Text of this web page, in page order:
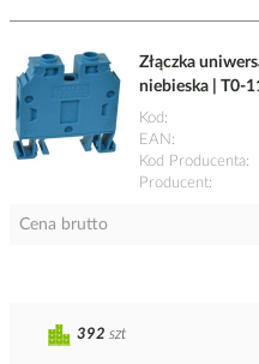
Złączka
niebieska | T0-
Kod
EAN
Kod Producenta
Producent
Cena brutto
392 szt